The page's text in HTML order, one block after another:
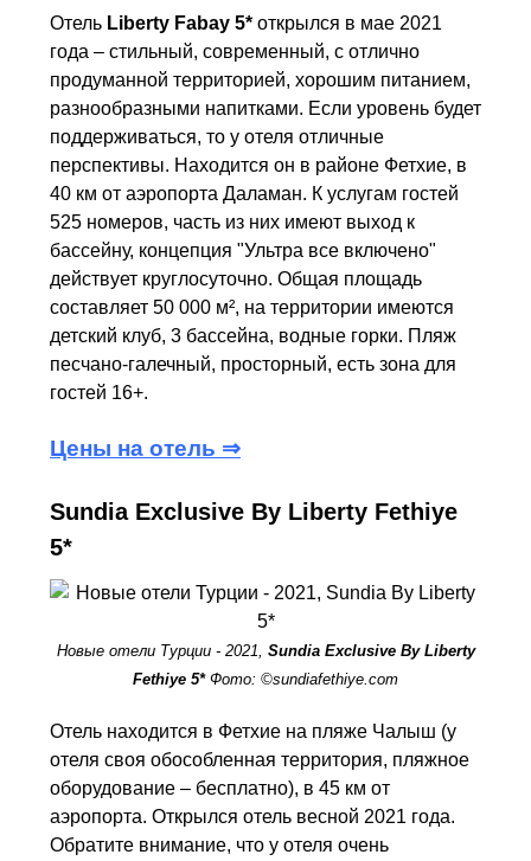
Отель Liberty Fabay 5* открылся в мае 2021
года – стильный, современный, с отлично
продуманной территорией, хорошим питанием,
разнообразными напитками. Если уровень будет
поддерживаться, то у отеля отличные
перспективы. Находится он в районе Фетхие, в
40 км от аэропорта Даламан. К услугам гостей
525 номеров, часть из них имеют выход к
бассейну, концепция "Ультра все включено"
действует круглосуточно. Общая площадь
составляет 50 000 м², на территории имеются
детский клуб, 3 бассейна, водные горки. Пляж
песчано-галечный, просторный, есть зона для
гостей 16+.
Цены на отель ⇒
Sundia Exclusive By Liberty Fethiye
5*
Новые отели Турции - 2021, Sundia Exclusive By Liberty
Fethiye 5*Фото: ©sundiafethiye.com
Отель находится в Фетхие на пляже Чалыш (у
отеля своя обособленная территория, пляжное
оборудование – бесплатно), в 45 км от
аэропорта. Открылся отель весной 2021 года.
Обратите внимание, что у отеля очень